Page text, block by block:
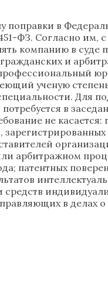
поправки в
ФЗ. Согласно им, с
компанию в суде
и
ученую
Для
в
не касается:
зарегистрированных
арбитражном
патентных
средств
в делах о